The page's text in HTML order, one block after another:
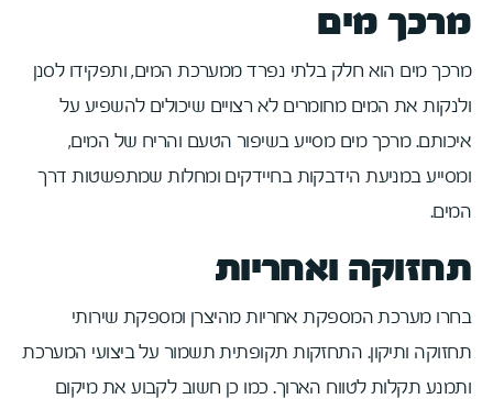
מרכך מים
מרכך מים הוא חלק בלתי נפרד ממערכת המים, ותפקידו לסנן
ולנקות את המים מחומרים לא רצויים שיכולים להשפיע על
איכותם. מרכך מים מסייע בשיפור הטעם והריח של המים,
ומסייע במניעת הידבקות בחיידקים ומחלות שמתפשטות דרך
המים.
תחזוקה ואחריות
בחרו מערכת המספקת אחריות מהיצרן ומספקת שירותי
תחזוקה ותיקון. התחזקות תקופתית תשמור על ביצועי המערכת
ותמנע תקלות לטווח הארוך. כמו כן חשוב לקבוע את מיקום